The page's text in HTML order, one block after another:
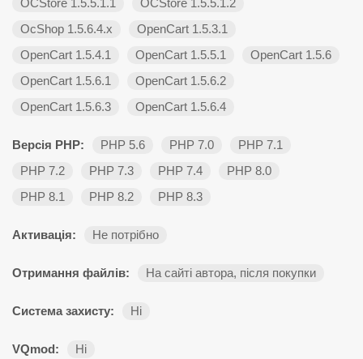
OCStore 1.5.5.1.1
OCStore 1.5.5.1.2
OcShop 1.5.6.4.х
OpenCart 1.5.3.1
OpenCart 1.5.4.1
OpenCart 1.5.5.1
OpenCart 1.5.6
OpenCart 1.5.6.1
OpenCart 1.5.6.2
OpenCart 1.5.6.3
OpenCart 1.5.6.4
Версія PHP: PHP 5.6 PHP 7.0
PHP 7.1
PHP 7.2
PHP 7.3 PHP 7.4
PHP 8.0
PHP 8.1
PHP 8.2 PHP 8.3
Активація: Не потрібно
Отримання файлів: На сайті автора, після покупки
Система захисту: Ні
VQmod: Ні